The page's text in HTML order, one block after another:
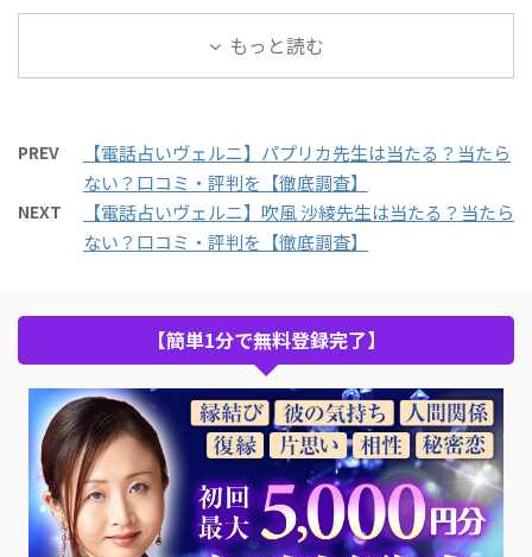
もっと読む
PREV
【電話占いヴェルニ】パプリカ先生は当たる？当たら
ない？口コミ・評判を【徹底調査】
NEXT
【電話占いヴェルニ】吹風 沙綾先生は当たる？当たら
ない？口コミ・評判を【徹底調査】
【簡単1分で無料登録完了】